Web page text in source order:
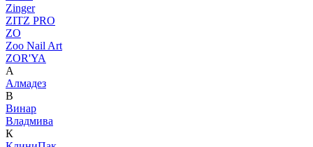
Zinger
ZITZ PRO
ZO
Zoo Nail Art
ZOR'YA
А
Алмадез
В
Винар
Владмива
К